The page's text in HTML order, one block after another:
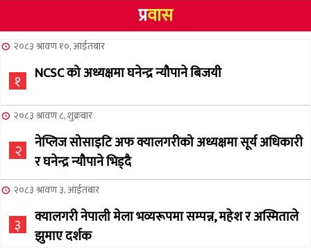
प्रवास
२०८३ श्रावण १०, आईतबार
१ NCSC को अध्यक्षमा घनेन्द्र न्यौपाने बिजयी
२०८३ श्रावण ८, शुक्रबार
२
नेप्लिज सोसाइटि अफ क्यालगरीको अध्यक्षमा सूर्य अधिकारी
र घनेन्द्र न्यौपाने भिड्दै
२०८३ श्रावण ३, आईतबार
३
क्यालगरी नेपाली मेला भव्यरूपमा सम्पन्न, महेश र अस्मिताले
झुमाए दर्शक